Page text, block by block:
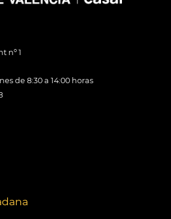
nº 1
de 8:30 a 14:00 horas